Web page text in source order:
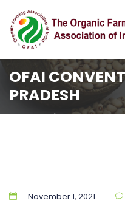
OFAI
PRADESH
Home Blog OFAI
November 1, 2021